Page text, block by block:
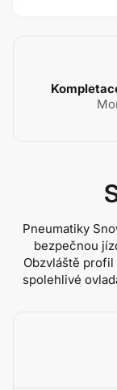
Pneumatiky
bezpečnou
Obzvláště
spolehlivé